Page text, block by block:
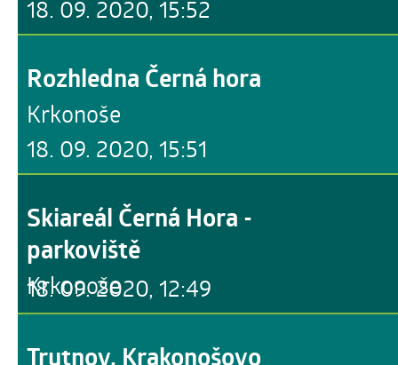
18. 09. 2020, 15:52
18. 09. 2020, 15:51
Rozhledna Černá hora
Krkonoše
18. 09. 2020, 12:49
Skiareál Černá Hora -
parkoviště
Krkonoše
Trutnov, Krakonošovo